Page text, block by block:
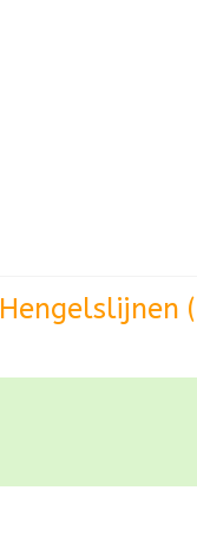
Hengelslijnen